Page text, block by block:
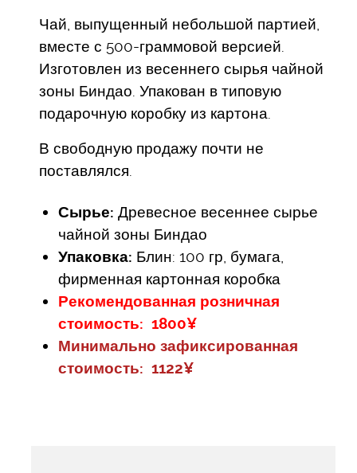
Чай, выпущенный небольшой партией,
вместе с 500-граммовой версией.
Изготовлен из весеннего сырья чайной
зоны Биндао. Упакован в типовую
подарочную коробку из картона.
В свободную продажу почти не
поставлялся.
Сырье: Древесное весеннее сырье
чайной зоны Биндао
Упаковка: Блин: 100 гр, бумага,
фирменная картонная коробка
Рекомендованная розничная
стоимость: 1800¥
Минимально зафиксированная
стоимость: 1122¥